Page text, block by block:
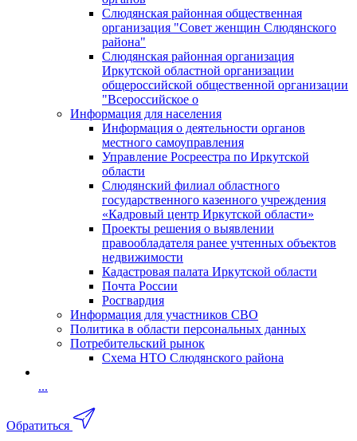
Слюдянская районная общественная
организация "Совет женщин Слюдянского
района"
Слюдянская районная организация
Иркутской областной организации
общероссийской общественной организации
"Всероссийское о
Информация для населения
Информация о деятельности органов
местного самоуправления
Управление Росреестра по Иркутской
области
Слюдянский филиал областного
государственного казенного учреждения
«Кадровый центр Иркутской области»
Проекты решения о выявлении
правообладателя ранее учтенных объектов
недвижимости
Кадастровая палата Иркутской области
Почта России
Росгвардия
Информация для участников СВО
Политика в области персональных данных
Потребительский рынок
Схема НТО Слюдянского района
...
Обратиться